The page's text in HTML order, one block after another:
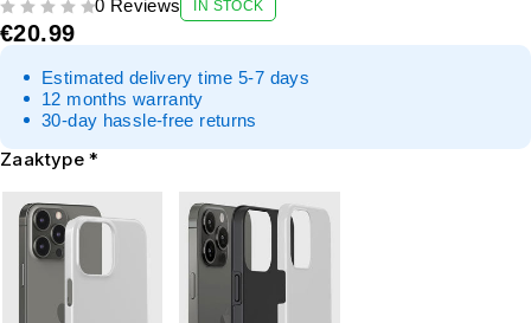
0 Reviews IN STOCK
€20.99
Estimated delivery time 5-7 days
12 months warranty
30-day hassle-free returns
Zaaktype *